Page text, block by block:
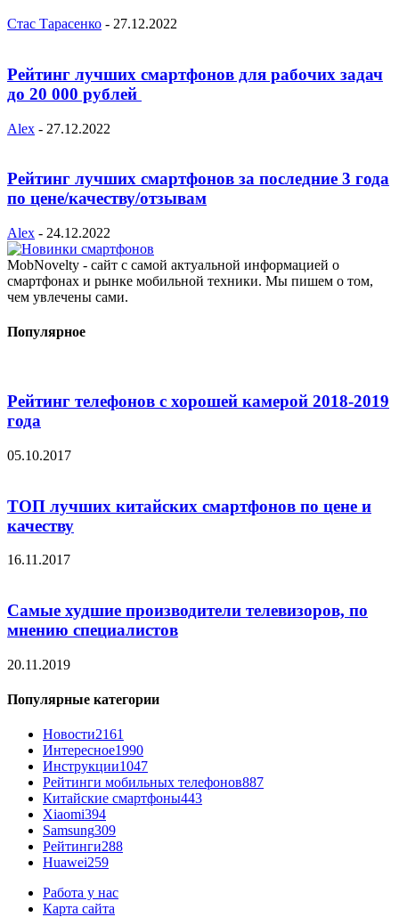
Стас Тарасенко - 27.12.2022
Рейтинг лучших смартфонов для рабочих задач
до 20 000 рублей
Alex - 27.12.2022
Рейтинг лучших смартфонов за последние 3 года
по цене/качеству/отзывам
Alex - 24.12.2022
MobNovelty - сайт с самой актуальной информацией о
смартфонах и рынке мобильной техники. Мы пишем о том,
чем увлечены сами.
Популярное
Рейтинг телефонов с хорошей камерой 2018-2019
года
05.10.2017
ТОП лучших китайских смартфонов по цене и
качеству
16.11.2017
Самые худшие производители телевизоров, по
мнению специалистов
20.11.2019
Популярные категории
Новости2161
Интересное1990
Инструкции1047
Рейтинги мобильных телефонов887
Китайские смартфоны443
Xiaomi394
Samsung309
Рейтинги288
Huawei259
Работа у нас
Карта сайта